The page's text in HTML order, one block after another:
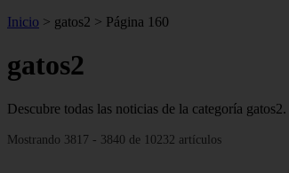
Inicio > gatos2 > Página 160
gatos2
Descubre todas las noticias de la categoría
Mostrando 3817 - 3840 de 10232 artículos